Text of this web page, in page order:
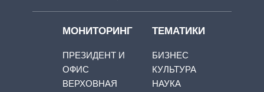
МОНИТОРИНГ
ПРЕЗИДЕНТ И
ОФИС
ВЕРХОВНАЯ
ТЕМАТИКИ
БИЗНЕС
КУЛЬТУРА
НАУКА